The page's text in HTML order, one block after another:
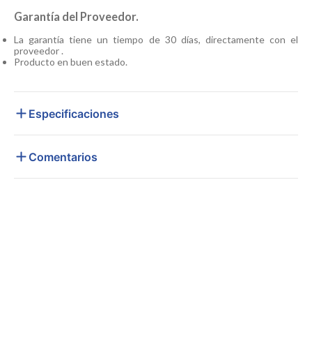
Garantía del Proveedor.
La garantía tiene un tiempo de 30 días, directamente con el
proveedor .
Producto en buen estado.
Especificaciones
Comentarios